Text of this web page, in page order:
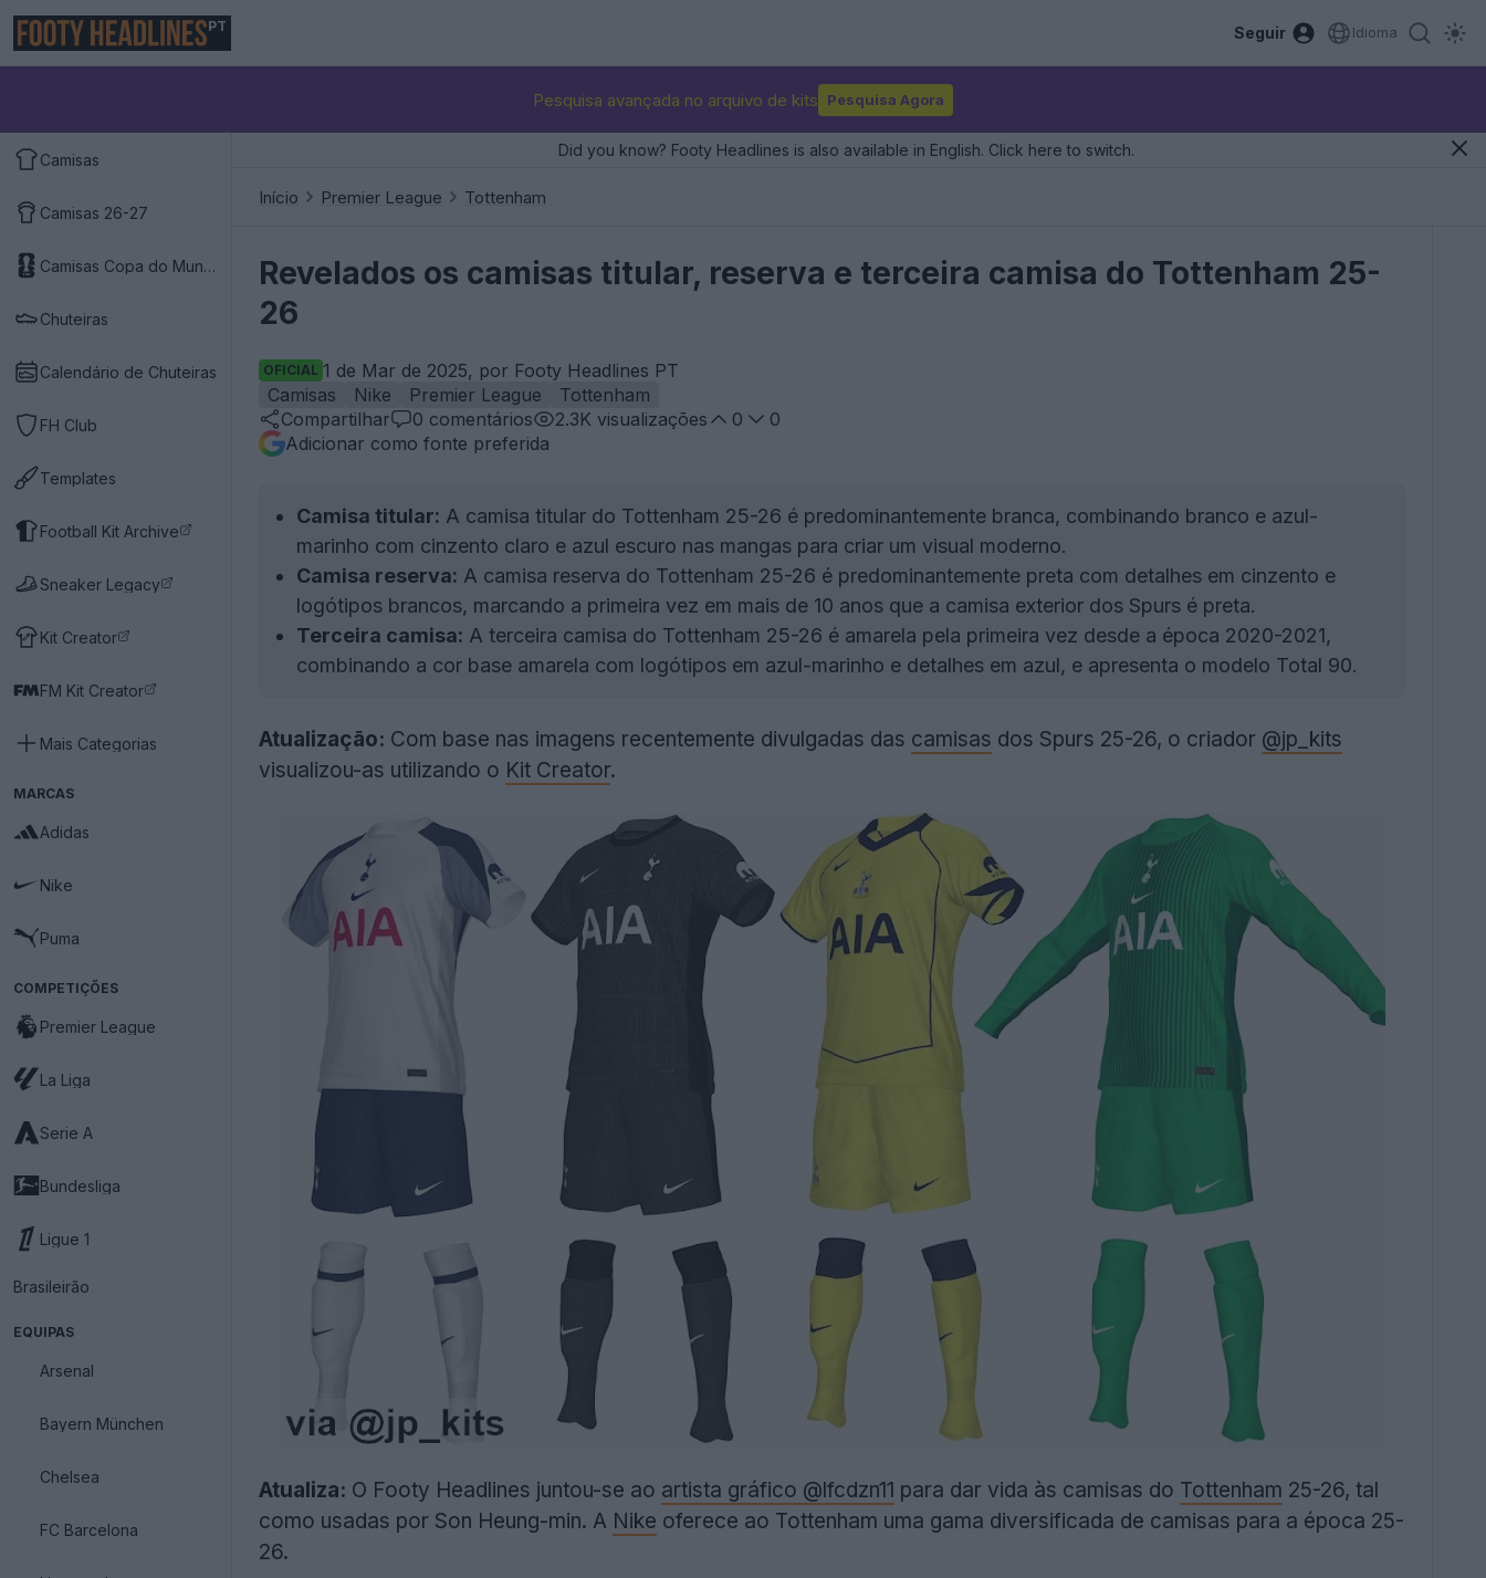
PT Seguir Idioma
Pesquisa avançada no arquivo de kits Pesquisa Agora
Camisas
Camisas 26-27
Camisas Copa do Mundo 2026
Chuteiras
Calendário de Chuteiras
FH Club
Templates
Football Kit Archive
Sneaker Legacy
Kit Creator
FM Kit Creator
Mais Categorias
MARCAS
Adidas
Nike
Puma
COMPETIÇÕES
Premier League
La Liga
Serie A
Bundesliga
Ligue 1
Brasileirão
EQUIPAS
Arsenal
Bayern München
Chelsea
FC Barcelona
Did you know? Footy Headlines is also available in English. Click here to switch.
Início Premier League Tottenham
Revelados os camisas titular, reserva e terceira camisa do Tottenham 25-
26
OFICIAL 1 de Mar de 2025, por Footy Headlines PT
Camisas
Nike Premier League
Tottenham
Compartilhar
0 comentários 2.3K visualizações 0
0
Adicionar como fonte preferida
Camisa titular: A camisa titular do Tottenham 25-26 é predominantemente branca, combinando branco e azul-
marinho com cinzento claro e azul escuro nas mangas para criar um visual moderno.
Camisa reserva: A camisa reserva do Tottenham 25-26 é predominantemente preta com detalhes em cinzento e
logótipos brancos, marcando a primeira vez em mais de 10 anos que a camisa exterior dos Spurs é preta.
Terceira camisa: A terceira camisa do Tottenham 25-26 é amarela pela primeira vez desde a época 2020-2021,
combinando a cor base amarela com logótipos em azul-marinho e detalhes em azul, e apresenta o modelo Total 90.
Atualização: Com base nas imagens recentemente divulgadas das camisas dos Spurs 25-26, o criador @jp_kits
visualizou-as utilizando o Kit Creator.
Atualiza: O Footy Headlines juntou-se ao artista gráfico @lfcdzn11 para dar vida às camisas do Tottenham 25-26, tal
como usadas por Son Heung-min. A Nike oferece ao Tottenham uma gama diversificada de camisas para a época 25-
26.